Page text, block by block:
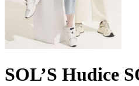
SOL’S Hudice